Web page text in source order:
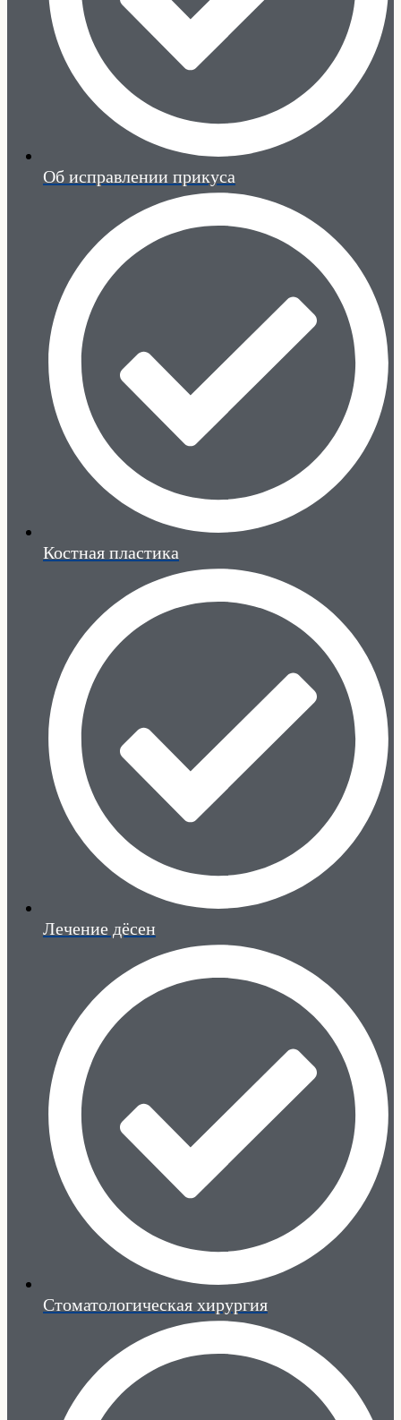
Об исправлении прикуса
Костная пластика
Лечение дёсен
Стоматологическая хирургия